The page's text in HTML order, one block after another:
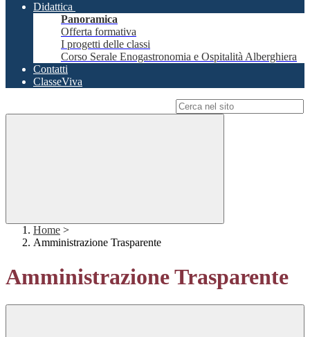
Didattica
Panoramica
Offerta formativa
I progetti delle classi
Corso Serale Enogastronomia e Ospitalità Alberghiera
Contatti
ClasseViva
Home >
Amministrazione Trasparente
Amministrazione Trasparente